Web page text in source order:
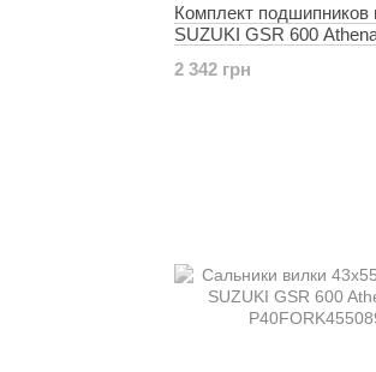
Комплект подшипников
SUZUKI GSR 600
2 342 грн